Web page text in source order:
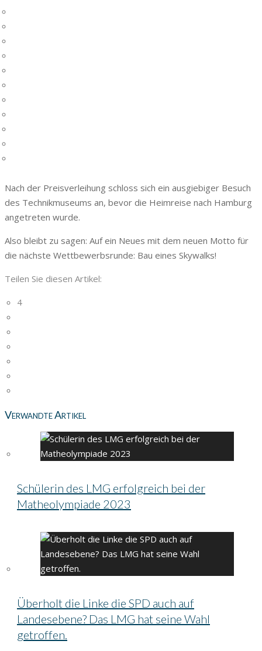
Nach der Preisverleihung schloss sich ein ausgiebiger Besuch
des Technikmuseums an, bevor die Heimreise nach Hamburg
angetreten wurde.
Also bleibt zu sagen: Auf ein Neues mit dem neuen Motto für
die nächste Wettbewerbsrunde: Bau eines Skywalks!
Teilen Sie diesen Artikel:
4
Verwandte Artikel
Schülerin des LMG erfolgreich bei der
Matheolympiade 2023
Überholt die Linke die SPD auch auf
Landesebene? Das LMG hat seine Wahl
getroffen.